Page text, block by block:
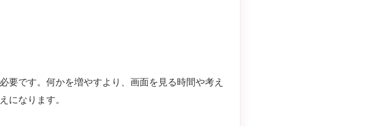
要です。何かを増やすより、画面を見る時間や考え
になります。